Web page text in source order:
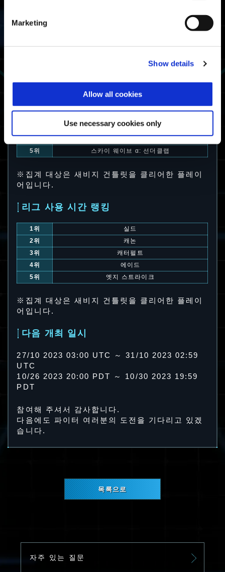
Marketing
Show details
Allow all cookies
Use necessary cookies only
08:02.77
PlayStation🄬5 /
07:45.54
엑소 슈트 사용 시간 랭킹
데드아이
5위
스카이 웨이브 α: 선더클랩
※집계 대상은 새비지 건틀릿을 클리어한 플레이
어입니다.
리그 사용 시간 랭킹
1위
실드
2위
캐논
3위
캐터펄트
4위
에이드
5위
엣지 스트라이크
※집계 대상은 새비지 건틀릿을 클리어한 플레이
어입니다.
다음 개최 일시
27/10 2023 03:00 UTC ～ 31/10 2023 02:59
UTC
10/26 2023 20:00 PDT ～ 10/30 2023 19:59
PDT
참여해 주셔서 감사합니다.
다음에도 파이터 여러분의 도전을 기다리고 있겠
습니다.
목록으로
자주 있는 질문